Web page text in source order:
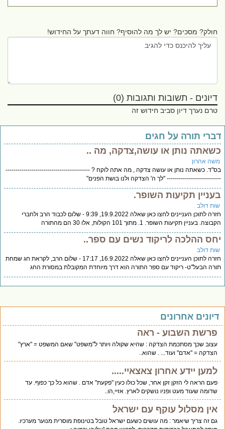
חולק? מסכים? יש לך מה להוסיף? חווה דעתך על החידוש!
דיונים - תשובות ותגובות (0)
טרם נערך דיון סביב חידוש זה
תורה על חגים
נותן או עושה,צדקה, מה ..
אהרון
כשאתה נותן או עושה צדקה , מה אתה לוקח ? ------------------------------------------
"לך ה' הצדקה ולנו בושת הפנים"
תקיעות השופר.
דולב
חזרה לתוכן העניינים לחצו כאן שאלה 19.9.2022, 9:39 - שלום לכבוד הרב ולחברי
בעניין תקיעות השופר. 1. מתוך 101 הקולות, אלו 30 הם מהתורה
ההלכה לריקוד נשים עם ספר..
דולב
חזרה לתוכן העניינים לחצו כאן שאלה 16.9.2022, 17:17 - שלום הרב, לקראת חג שמחת
הבעל"ט- ריקוד עם ספר התורה הוא דרך מיוחדת המקובלת במסורת החג
אחרונים
פרשת השבוע - ראה
עצוב שכך מסתכמת הצדקה : שהיא שקולה ויותר ל"משפט" שאם המשפט = "ארץ"
הצדקה = "אדם" ועוד... . שהוא..
למען יידע אחרון צאצאיי.....
פעם הראה לי הזקן זקן אחר, שכל כולו כעין "פקעת" אדם . שהוא כל כך כפוף. עד
שדומה שעוד מעט ופניו נושקים לארץ. אזיי,הו..
אין מסלול עוקף עם ישראל
גם זה צריך שיאמר : מה עושים כשעם ישראל טובל בטינופת מוסרית מנוער מערכיו.